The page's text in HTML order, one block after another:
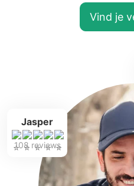
Vind je
Jasper
108 reviews